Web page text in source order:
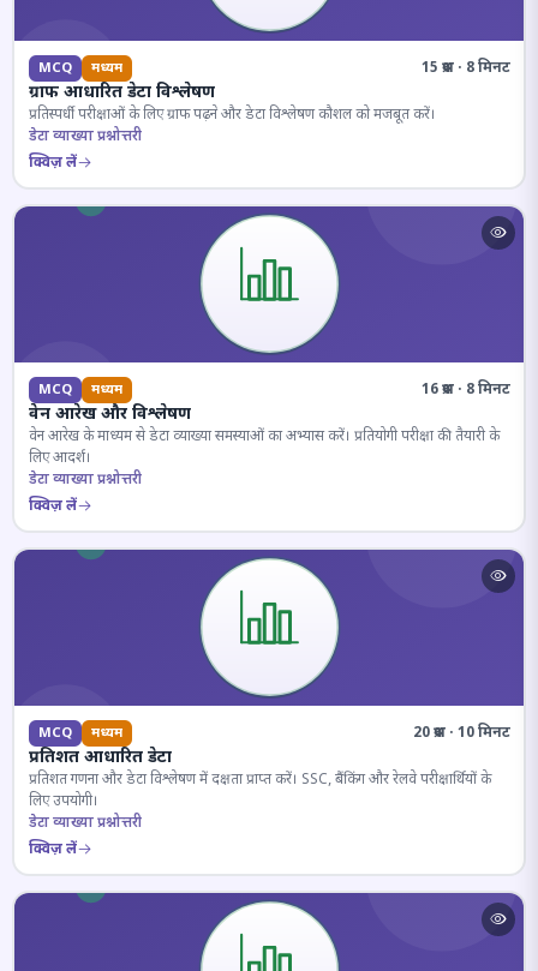
MCQ मध्यम 15 प्रश्न · 8 मिनट
ग्राफ आधारित डेटा विश्लेषण
प्रतिस्पर्धी परीक्षाओं के लिए ग्राफ पढ़ने और डेटा विश्लेषण कौशल को मजबूत करें।
डेटा व्याख्या प्रश्नोत्तरी
क्विज़ लें
MCQ मध्यम 16 प्रश्न · 8 मिनट
वेन आरेख और विश्लेषण
वेन आरेख के माध्यम से डेटा व्याख्या समस्याओं का अभ्यास करें। प्रतियोगी परीक्षा की तैयारी के
लिए आदर्श।
डेटा व्याख्या प्रश्नोत्तरी
क्विज़ लें
MCQ मध्यम 20 प्रश्न · 10 मिनट
प्रतिशत आधारित डेटा
प्रतिशत गणना और डेटा विश्लेषण में दक्षता प्राप्त करें। SSC, बैंकिंग और रेलवे परीक्षार्थियों के
लिए उपयोगी।
डेटा व्याख्या प्रश्नोत्तरी
क्विज़ लें